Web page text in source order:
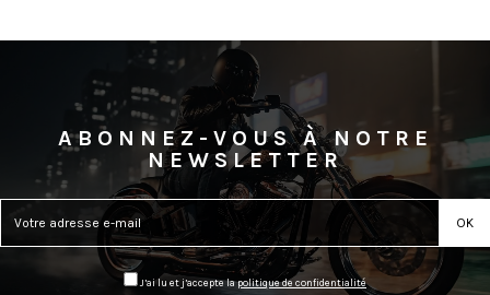
ABONNEZ-VOUS À NOTRE
NEWSLETTER
J’ai lu et j’accepte lapolitique de confidentialité